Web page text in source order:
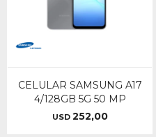
CELULAR SAMSUNG A17
4/128GB 5G 50 MP
USD 252,00